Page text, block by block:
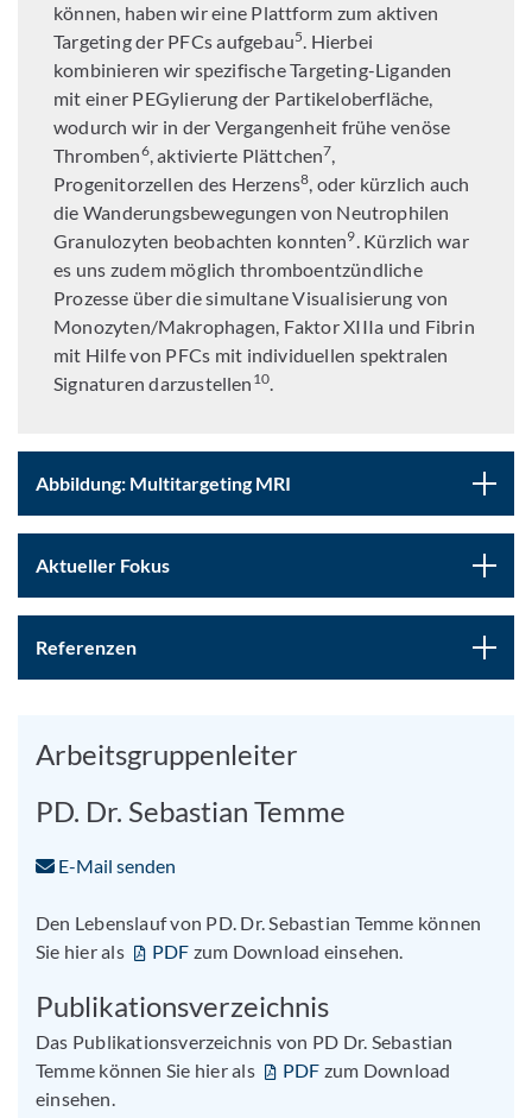
können, haben wir eine Plattform zum aktiven
Targeting der PFCs aufgebau5. Hierbei
kombinieren wir spezifische Targeting-Liganden
mit einer PEGylierung der Partikeloberfläche,
wodurch wir in der Vergangenheit frühe venöse
Thromben6, aktivierte Plättchen7,
Progenitorzellen des Herzens8, oder kürzlich auch
die Wanderungsbewegungen von Neutrophilen
Granulozyten beobachten konnten9. Kürzlich war
es uns zudem möglich thromboentzündliche
Prozesse über die simultane Visualisierung von
Monozyten/Makrophagen, Faktor XIIIa und Fibrin
mit Hilfe von PFCs mit individuellen spektralen
Signaturen darzustellen 10.
Abbildung: Multitargeting MRI
Aktueller Fokus
Referenzen
Arbeitsgruppenleiter
PD. Dr. Sebastian Temme
E-Mail senden
Den Lebenslauf von PD. Dr. Sebastian Temme können
Sie hier als
PDF zum Download einsehen.
Publikationsverzeichnis
Das Publikationsverzeichnis von PD Dr. Sebastian
Temme können Sie hier als
PDF zum Download
einsehen.